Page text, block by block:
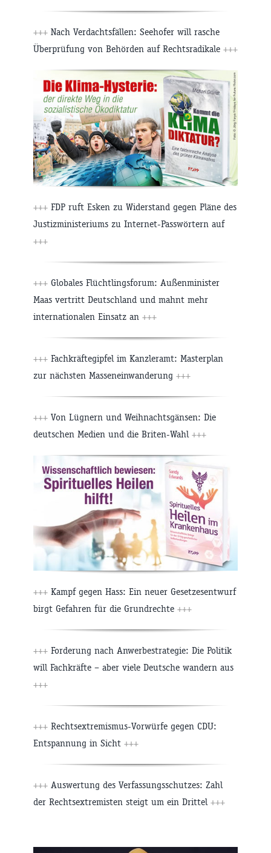
+++ Nach Verdachtsfällen: Seehofer will rasche
Überprüfung von Behörden auf Rechtsradikale +++
+++ FDP ruft Esken zu Widerstand gegen Pläne des
Justizministeriums zu Internet-Passwörtern auf
+++
+++ Globales Flüchtlingsforum: Außenminister
Maas vertritt Deutschland und mahnt mehr
internationalen Einsatz an +++
+++ Fachkräftegipfel im Kanzleramt: Masterplan
zur nächsten Masseneinwanderung +++
+++ Von Lügnern und Weihnachtsgänsen: Die
deutschen Medien und die Briten-Wahl +++
+++ Kampf gegen Hass: Ein neuer Gesetzesentwurf
birgt Gefahren für die Grundrechte +++
+++ Forderung nach Anwerbestrategie: Die Politik
will Fachkräfte – aber viele Deutsche wandern aus
+++
+++ Rechtsextremismus-Vorwürfe gegen CDU:
Entspannung in Sicht +++
+++ Auswertung des Verfassungsschutzes: Zahl
der Rechtsextremisten steigt um ein Drittel +++